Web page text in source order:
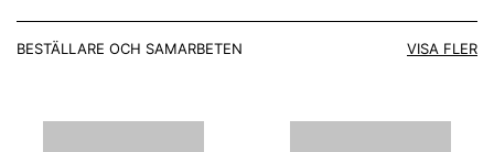
BESTÄLLARE OCH SAMARBETEN VISA FLER